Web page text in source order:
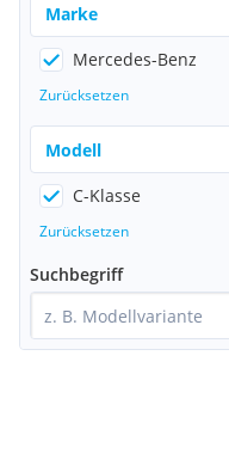
Marke
Mercedes-Benz
Zurücksetzen
Modell
C-Klasse
Zurücksetzen
Suchbegriff